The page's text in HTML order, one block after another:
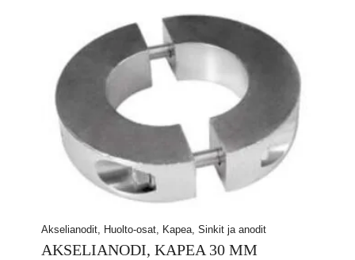
Akselianodit, Huolto-osat, Kapea, Sinkit ja anodit
AKSELIANODI, KAPEA 30 MM